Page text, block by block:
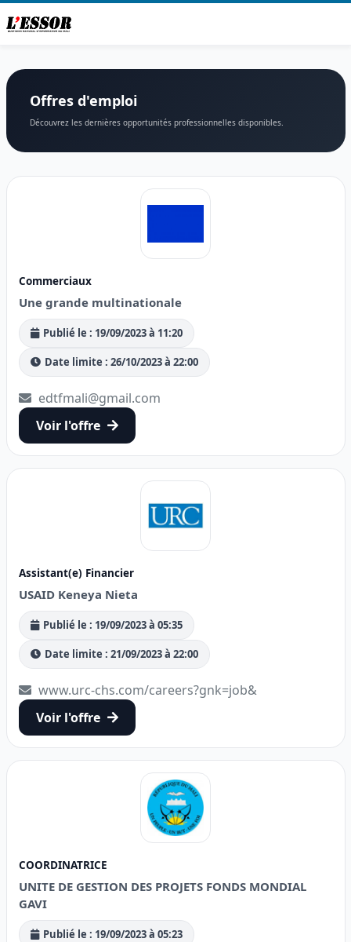
Offres d'emploi
Découvrez les dernières opportunités professionnelles disponibles.
Commerciaux
Une grande multinationale
Publié le : 19/09/2023 à 11:20
Date limite : 26/10/2023 à 22:00
edtfmali@gmail.com
Voir l'offre
Assistant(e) Financier
USAID Keneya Nieta
Publié le : 19/09/2023 à 05:35
Date limite : 21/09/2023 à 22:00
www.urc-chs.com/careers?gnk=job&
Voir l'offre
COORDINATRICE
UNITE DE GESTION DES PROJETS FONDS MONDIAL
GAVI
Publié le : 19/09/2023 à 05:23